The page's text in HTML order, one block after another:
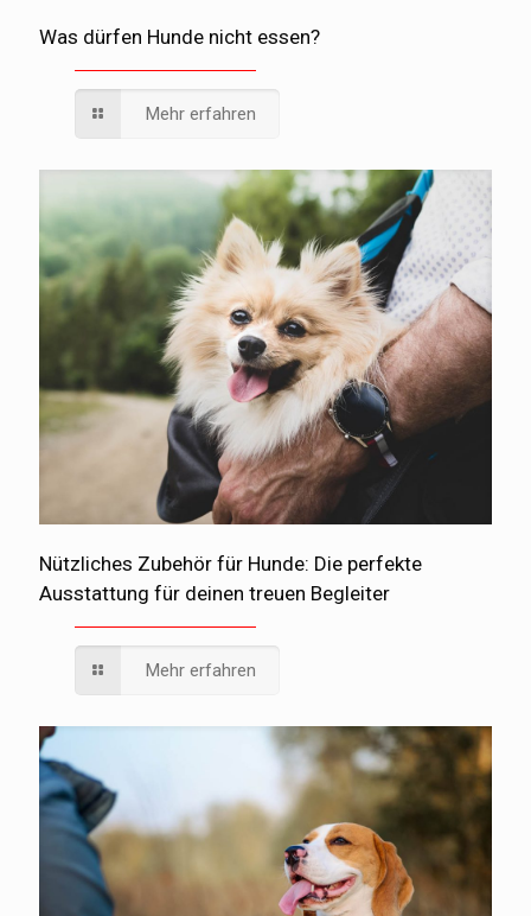
Was dürfen Hunde nicht essen?
Mehr erfahren
Nützliches Zubehör für Hunde: Die perfekte
Ausstattung für deinen treuen Begleiter
Mehr erfahren